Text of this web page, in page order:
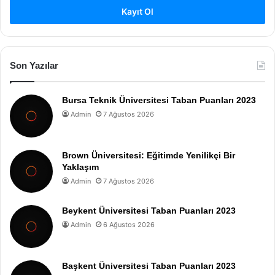
Kayıt Ol
Son Yazılar
Bursa Teknik Üniversitesi Taban Puanları 2023
Admin 7 Ağustos 2026
Brown Üniversitesi: Eğitimde Yenilikçi Bir
Yaklaşım
Admin 7 Ağustos 2026
Beykent Üniversitesi Taban Puanları 2023
Admin 6 Ağustos 2026
Başkent Üniversitesi Taban Puanları 2023